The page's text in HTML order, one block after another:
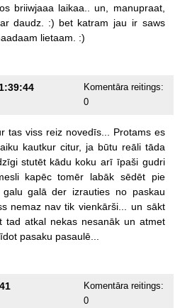
briiwjaaa laikaa.. un,
manupraat,
daudz. :) bet katram jau ir saws
lietaam. :)
Komentāra reitings:
0
tas viss reiz novedīs... Protams es
kautkur citur, ja būtu reāli tāda
stutēt kādu koku arī īpaši gudri
kapēc tomēr labāk sēdēt
pie
galu galā der izrauties no paskau
nemaz nav tik vienkārši... un sākt
tad atkal nekas nesanāk un atmet
pasaku pasaulē...
Komentāra reitings:
0